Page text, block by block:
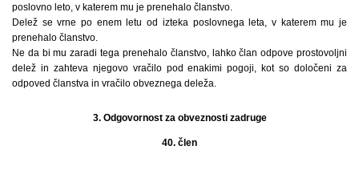
poslovno leto, v katerem mu je prenehalo članstvo.
Delež se vrne po enem letu od izteka poslovnega leta, v katerem mu je
prenehalo članstvo.
Ne da bi mu zaradi tega prenehalo članstvo, lahko član odpove prostovoljni
delež in zahteva njegovo vračilo pod enakimi pogoji, kot so določeni za
odpoved članstva in vračilo obveznega deleža.
3. Odgovornost za obveznosti zadruge
40. člen